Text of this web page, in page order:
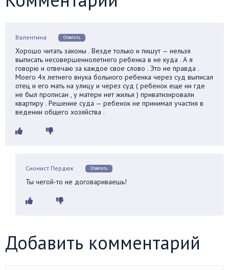
Валентина Ответить
Хорошо читать законы . Везде только и пишут — нельзя
выписать несовершеннолетнего ребенка в не куда . А я
говорю и отвечаю за каждое свое слово . Это не правда .
Моего 4х летнего внука больного ребенка через суд выписал
отец и его мать на улицу и через суд ( ребенок еще ни где
не был прописан , у матери нет жилья ) приватизировали
квартиру . Решение суда — ребенок не принимал участия в
ведении общего хозяйства .
Сионист Пердюк Ответить
Ты чегой-то не договариваешь!
Добавить комментарий